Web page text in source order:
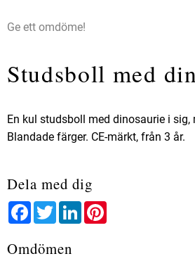
Ge ett omdöme!
Studsboll med
En kul studsboll med dinosaurie i sig,
Blandade färger. CE-märkt, från 3 år.
Dela med dig
FacebookTwitterLinkedIn
Omdömen